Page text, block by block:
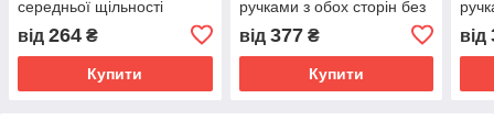
середньої щільності
котонова без друку Розмір:
40cм х 40см
від 264 ₴
Купити
ручками з обох сторін без
друку Розмір: 35cм х 38см
від 377₴
Купити
від